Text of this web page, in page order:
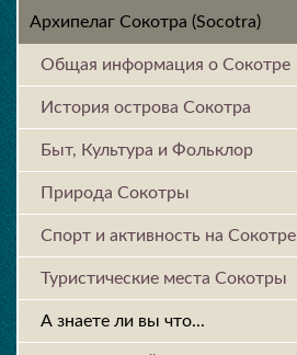
Архипелаг Сокотра (Socotra)
Общая информация о Сокотре
История острова Cокотра
Быт, Культура и Фольклор
Природа Сокотры
Спорт и активность на Сокотре
Туристические места Сокотры
А знаете ли вы что...